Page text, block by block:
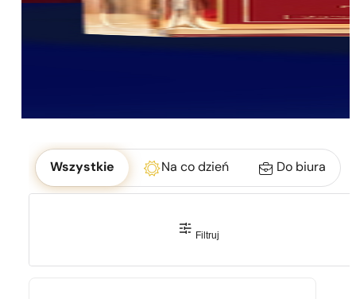
Okoliczność
Wszystkie Na co dzień Do biura
Filtruj